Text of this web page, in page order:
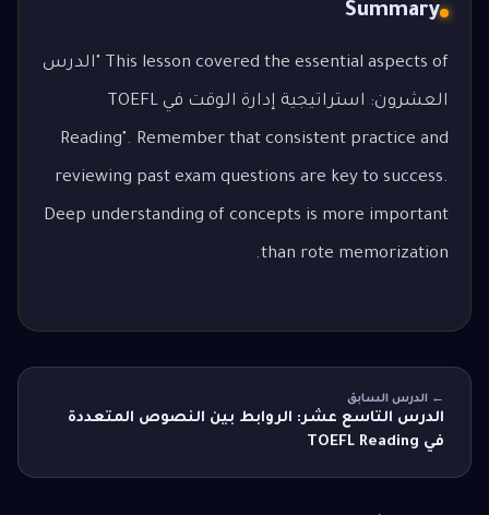
Summary
This lesson covered the essential aspects of "الدرس
العشرون: استراتيجية إدارة الوقت في TOEFL
Reading". Remember that consistent practice and
reviewing past exam questions are key to success.
Deep understanding of concepts is more important
than rote memorization.
← الدرس السابق
الدرس التاسع عشر: الروابط بين النصوص المتعددة
في TOEFL Reading